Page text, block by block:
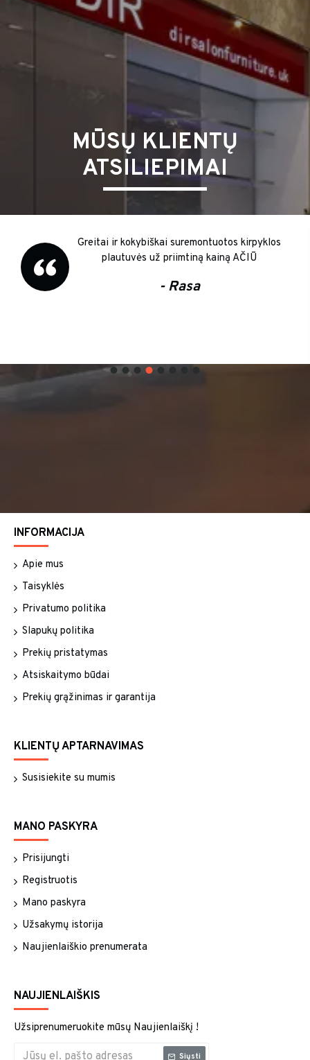
MŪSŲ KLIENTŲ
ATSILIEPIMAI
Greitai ir kokybiškai suremontuotos kirpyklos
plautuvės už priimtiną kainą AČIŪ
- Rasa
INFORMACIJA
Apie mus
Taisyklės
Privatumo politika
Slapukų politika
Prekių pristatymas
Atsiskaitymo būdai
Prekių grąžinimas ir garantija
KLIENTŲ APTARNAVIMAS
Susisiekite su mumis
MANO PASKYRA
Prisijungti
Registruotis
Mano paskyra
Užsakymų istorija
Naujienlaiškio prenumerata
NAUJIENLAIŠKIS
Užsiprenumeruokite mūsų Naujienlaiškį !
Siųsti